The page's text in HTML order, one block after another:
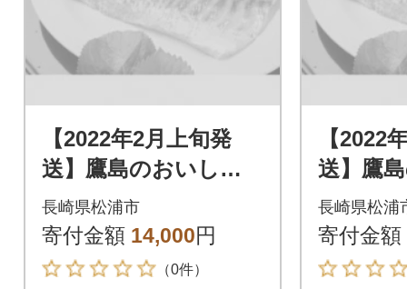
【2022年2月上旬発
送】鷹島のおいしか
タイ(1.2kg)
長崎県松浦市
寄付金額 14,000円
（0件）
【2022
送】鷹
タイ
長崎県松浦
寄付金額